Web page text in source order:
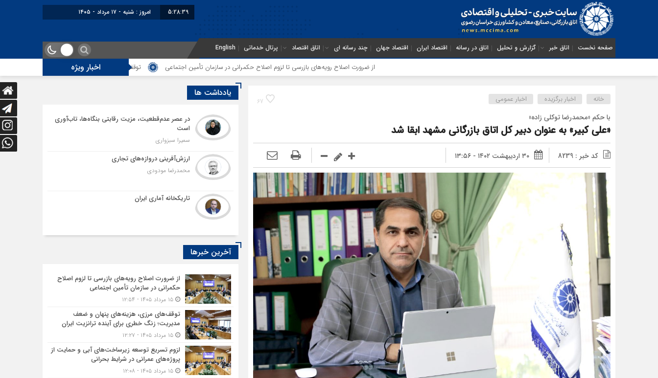
5:28:39 امروز : شنبه - ۱۷ مرداد - ۱۴۰۵
صفحه نخست اتاق خبر گزارش و تحلیل اتاق در رسانه اقتصاد ایران اقتصاد جهان چند رسانه ای اتاق اقتصاد پرتال خدماتی English
اخبار ویژه از ضرورت اصلاح رویه‌های بازرسی تا لزوم اصلاح حکمرانی در سازمان تأمین اجتماعی توقف‌های مرزی، هزینه‌های پنهان و ضعف مدیریت؛ زنگ خطری برای
67 خانه اخبار برگزیده اخبار عمومی
با حکم «محمدرضا توکلی زاده»
«علی کبیر» به عنوان دبیر کل اتاق بازرگانی مشهد ابقا شد
کد خبر : 8239 ۳۰ اردیبهشت ۱۴۰۲ - ۱۳:۵۶
یادداشت ها
در عصر عدم‌قطعیت، مزیت رقابتی بنگاه‌ها، تاب‌آوری
است
سمیرا سبزواری
ارزش‌آفرینی دروازه‌های تجاری
محمدرضا مودودی
تاریکخانه آماری ایران
آخرین خبرها
از ضرورت اصلاح رویه‌های بازرسی تا لزوم اصلاح
حکمرانی در سازمان تأمین اجتماعی
۱۵ مرداد ۱۴۰۵ - ۱۲:۵۴
توقف‌های مرزی، هزینه‌های پنهان و ضعف
مدیریت؛ زنگ خطری برای آینده ترانزیت ایران
۱۵ مرداد ۱۴۰۵ - ۱۲:۲۷
لزوم تسریع توسعه زیرساخت‌های آبی و حمایت از
پروژه‌های عمرانی در شرایط بحرانی
۱۵ مرداد ۱۴۰۵ - ۱۲:۰۸